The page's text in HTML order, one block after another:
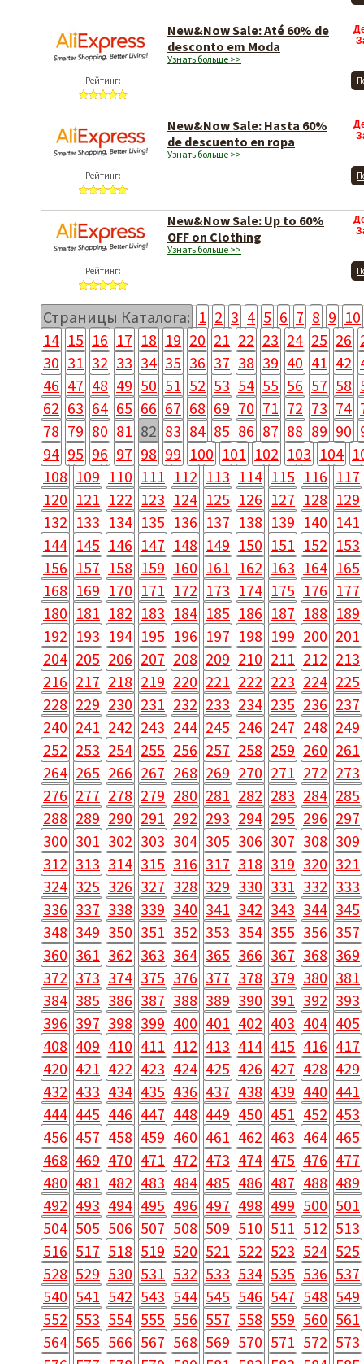
Рейтинг:
New&Now Sale: Até 60% de
desconto em Moda
Узнать больше >>
Рейтинг:
New&Now Sale: Hasta 60%
de descuento en ropa
Узнать больше >>
Рейтинг:
New&Now Sale: Up to 60%
OFF on Clothing
Узнать больше >>
Страницы Каталога: 1 2 3 4 5 6 7 8 9 10
14 15 16 17 18 19 20 21 22 23 24 25 26
30 31 32 33 34 35 36 37 38 39 40 41 42
46 47 48 49 50 51 52 53 54 55 56 57 58
62 63 64 65 66 67 68 69 70 71 72 73 74
78 79 80 81 82 83 84 85 86 87 88 89 90
94 95 96 97 98 99 100 101 102 103 104
108 109 110 111 112 113 114 115 116 117
120 121 122 123 124 125 126 127 128 129
132 133 134 135 136 137 138 139 140 141
144 145 146 147 148 149 150 151 152 153
156 157 158 159 160 161 162 163 164 165
168 169 170 171 172 173 174 175 176 177
180 181 182 183 184 185 186 187 188 189
192 193 194 195 196 197 198 199 200 201
204 205 206 207 208 209 210 211 212 213
216 217 218 219 220 221 222 223 224 225
228 229 230 231 232 233 234 235 236 237
240 241 242 243 244 245 246 247 248 249
252 253 254 255 256 257 258 259 260 261
264 265 266 267 268 269 270 271 272 273
276 277 278 279 280 281 282 283 284 285
288 289 290 291 292 293 294 295 296 297
300 301 302 303 304 305 306 307 308 309
312 313 314 315 316 317 318 319 320 321
324 325 326 327 328 329 330 331 332 333
336 337 338 339 340 341 342 343 344 345
348 349 350 351 352 353 354 355 356 357
360 361 362 363 364 365 366 367 368 369
372 373 374 375 376 377 378 379 380 381
384 385 386 387 388 389 390 391 392 393
396 397 398 399 400 401 402 403 404 405
408 409 410 411 412 413 414 415 416 417
420 421 422 423 424 425 426 427 428 429
432 433 434 435 436 437 438 439 440 441
444 445 446 447 448 449 450 451 452 453
456 457 458 459 460 461 462 463 464 465
468 469 470 471 472 473 474 475 476 477
480 481 482 483 484 485 486 487 488 489
492 493 494 495 496 497 498 499 500 501
504 505 506 507 508 509 510 511 512 513
516 517 518 519 520 521 522 523 524 525
528 529 530 531 532 533 534 535 536 537
540 541 542 543 544 545 546 547 548 549
552 553 554 555 556 557 558 559 560 561
564 565 566 567 568 569 570 571 572 573